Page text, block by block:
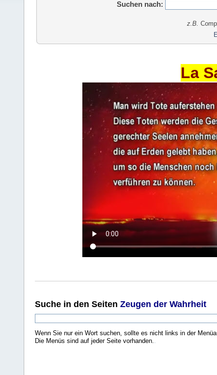
Suchen nach:
z.B.
La
Suche in den Seiten Zeugen der Wahrheit
Wenn Sie nur ein Wort suchen, sollte es nicht links in der
Die Menüs sind auf jeder Seite vorhanden..